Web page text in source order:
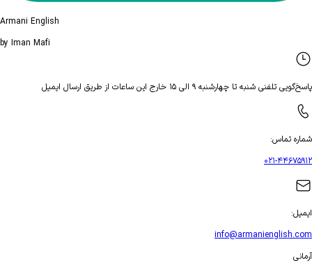
Armani English
by Iman Mafi
پاسخ‌گویی تلفنی شنبه تا چهارشنبه ۹ الی ۱۵ خارج این ساعات از طریق ارسال ایمیل
شماره تماس:
۰۲۱-۴۴۶۷۵۹۱۲
ایمیل:
info@armanienglish.com
آرمانی